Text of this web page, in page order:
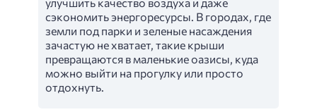
сэкономить энергоресурсы. В городах, где
земли под парки и зеленые насаждения
зачастую не хватает, такие крыши
превращаются в маленькие оазисы, куда
можно выйти на прогулку или просто
отдохнуть.